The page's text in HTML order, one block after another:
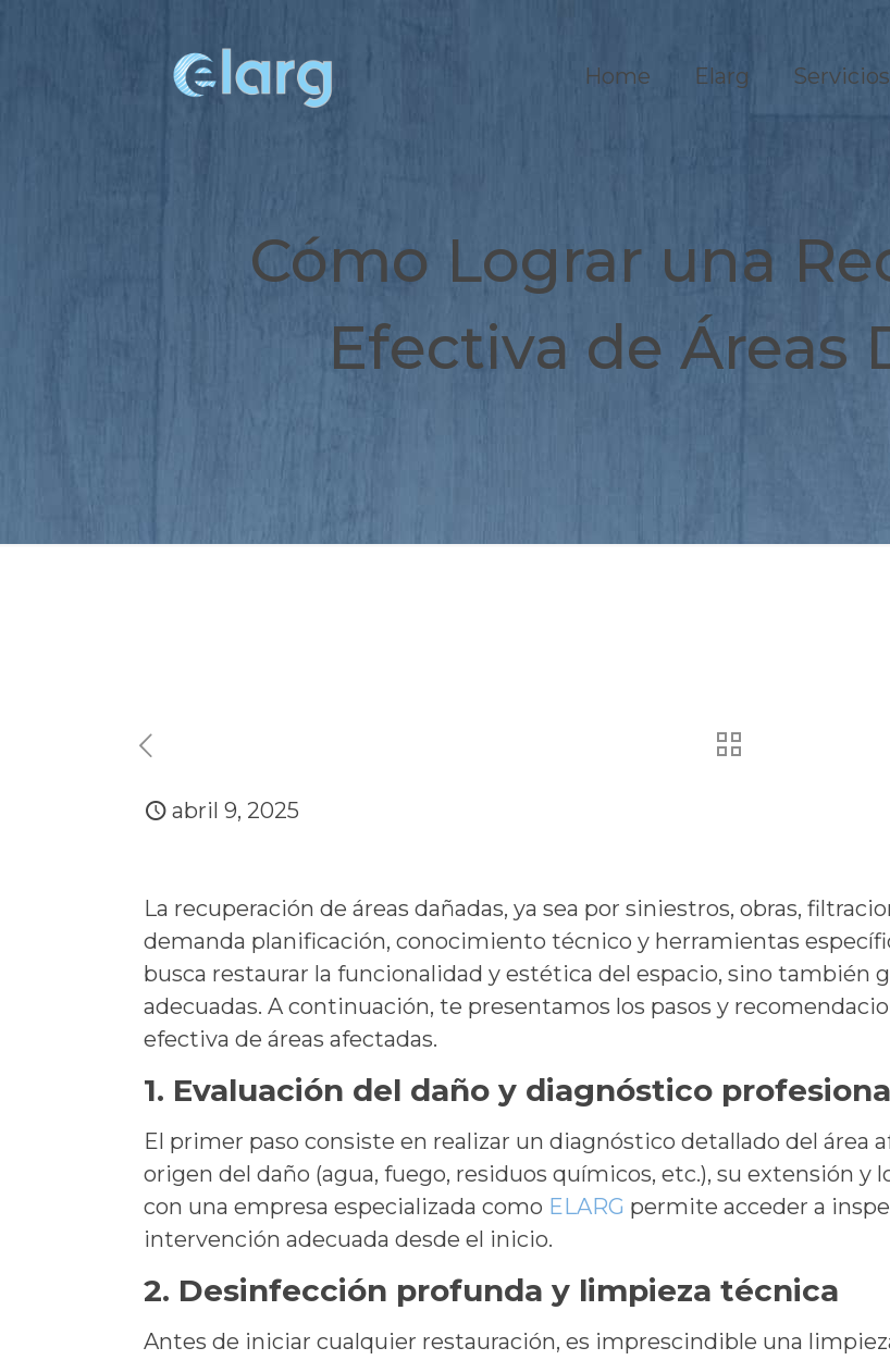
Home Elarg Servicios
Cómo Lograr una
Efectiva de Áreas
abril 9, 2025
La recuperación de áreas dañadas, ya sea por siniestros, obras,
demanda planificación, conocimiento técnico y herramientas
busca restaurar la funcionalidad y estética del espacio, sino también
adecuadas. A continuación, te presentamos los pasos y
efectiva de áreas afectadas.
1. Evaluación del daño y diagnóstico
El primer paso consiste en realizar un diagnóstico detallado del área
origen del daño (agua, fuego, residuos químicos, etc.), su extensión
con una empresa especializada como ELARG permite acceder a
intervención adecuada desde el inicio.
2. Desinfección profunda y limpieza técnica
Antes de iniciar cualquier restauración, es imprescindible una